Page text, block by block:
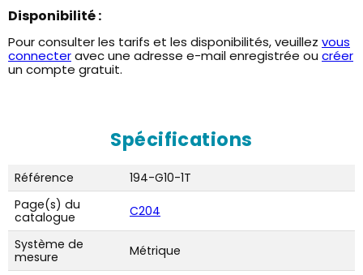
Disponibilité :
Pour consulter les tarifs et les disponibilités, veuillez vous
connecteravec une adresse e-mail enregistrée ou créer
un compte gratuit.
Spécifications
Référence
194-G10-1T
Page(s) du
catalogue
C204
Système de
mesure
Métrique